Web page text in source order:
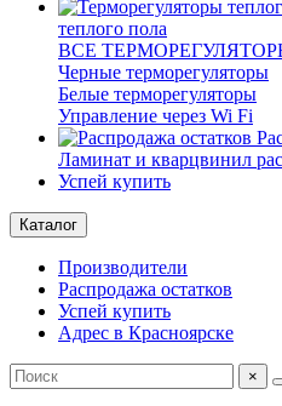
теплого пола
ВСЕ
Черные терморегуляторы
Белые терморегуляторы
Управление через Wi Fi
Ламинат и кварцвинил
Успей купить
Каталог
Производители
Распродажа остатков
Успей купить
Адрес в Красноярске
×